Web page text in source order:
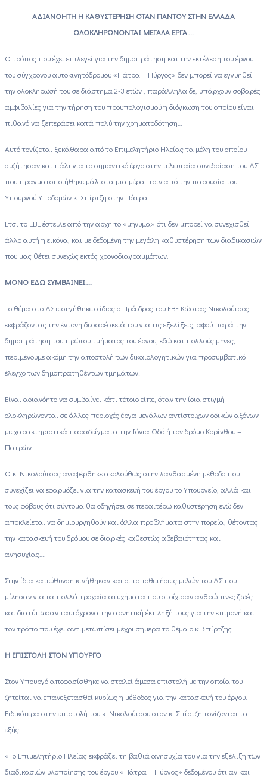
ΑΔΙΑΝΟΗΤΗ Η ΚΑΘΥΣΤΕΡΗΣΗ ΟΤΑΝ ΠΑΝΤΟΥ ΣΤΗΝ ΕΛΛΑΔΑ
ΟΛΟΚΛΗΡΩΝΟΝΤΑΙ ΜΕΓΑΛΑ ΕΡΓΑ….
Ο τρόπος που έχει επιλεγεί για την δημοπράτηση και την εκτέλεση του έργου
του σύγχρονου αυτοκινητόδρομου «Πάτρα – Πύργος» δεν μπορεί να εγγυηθεί
την ολοκλήρωσή του σε διάστημα 2-3 ετών , παράλληλα δε, υπάρχουν σοβαρές
αμφιβολίες για την τήρηση του προυπολογισμού η διόγκωση του οποίου είναι
πιθανό να ξεπεράσει κατά πολύ την χρηματοδότηση…
Αυτό τονίζεται ξεκάθαρα από το Επιμελητήριο Ηλείας τα μέλη του οποίου
συζήτησαν και πάλι για το σημαντικό έργο στην τελευταία συνεδρίαση του ΔΣ
που πραγματοποιήθηκε μάλιστα μια μέρα πριν από την παρουσία του
Υπουργού Υποδομών κ. Σπίρτζη στην Πάτρα.
Έτσι το ΕΒΕ έστειλε από την αρχή το «μήνυμα» ότι δεν μπορεί να συνεχισθεί
άλλο αυτή η εικόνα, και με δεδομένη την μεγάλη καθυστέρηση των διαδικασιών
που μας θέτει συνεχώς εκτός χρονοδιαγραμμάτων.
ΜΟΝΟ ΕΔΩ ΣΥΜΒΑΙΝΕΙ….
Το θέμα στο ΔΣ εισηγήθηκε ο ίδιος ο Πρόεδρος του ΕΒΕ Κώστας Νικολούτσος,
εκφράζοντας την έντονη δυσαρέσκειά του για τις εξελίξεις, αφού παρά την
δημοπράτηση του πρώτου τμήματος του έργου, εδώ και πολλούς μήνες,
περιμένουμε ακόμη την αποστολή των δικαιολογητικών για προσυμβατικό
έλεγχο των δημοπρατηθέντων τμημάτων!
Είναι αδιανόητο να συμβαίνει κάτι τέτοιο είπε, όταν την ίδια στιγμή
ολοκληρώνονται σε άλλες περιοχές έργα μεγάλων αντίστοιχων οδικών αξόνων
με χαρακτηριστικά παραδείγματα την Ιόνια Οδό ή τον δρόμο Κορίνθου –
Πατρών….
Ο κ. Νικολούτσος αναφέρθηκε ακολούθως στην λανθασμένη μέθοδο που
συνεχίζει να εφαρμόζει για την κατασκευή του έργου το Υπουργείο, αλλά και
τους φόβους ότι σύντομα θα οδηγήσει σε περαιτέρω καθυστέρηση ενώ δεν
αποκλείεται να δημιουργηθούν και άλλα προβλήματα στην πορεία, θέτοντας
την κατασκευή του δρόμου σε διαρκές καθεστώς αβεβαιότητας και
ανησυχίας….
Στην ίδια κατεύθυνση κινήθηκαν και οι τοποθετήσεις μελών του ΔΣ που
μίλησαν για τα πολλά τροχαία ατυχήματα που στοίχισαν ανθρώπινες ζωές
και διατύπωσαν ταυτόχρονα την αρνητική έκπληξή τους για την επιμονή και
τον τρόπο που έχει αντιμετωπίσει μέχρι σήμερα το θέμα ο κ. Σπίρτζης.
Η ΕΠΙΣΤΟΛΗ ΣΤΟΝ ΥΠΟΥΡΓΟ
Στον Υπουργό αποφασίσθηκε να σταλεί άμεσα επιστολή με την οποία του
ζητείται να επανεξετασθεί κυρίως η μέθοδος για την κατασκευή του έργου.
Ειδικότερα στην επιστολή του κ. Νικολούτσου στον κ. Σπίρτζη τονίζονται τα
εξής:
«Το Επιμελητήριο Ηλείας εκφράζει τη βαθιά ανησυχία του για την εξέλιξη των
διαδικασιών υλοποίησης του έργου «Πάτρα – Πύργος» δεδομένου ότι αν και